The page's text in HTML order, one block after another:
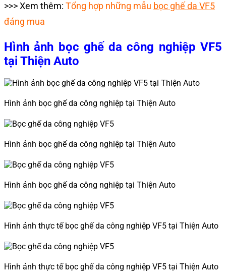
>>> Xem thêm: Tổng hợp những mẫu bọc ghế da VF5
đáng mua
Hình ảnh bọc ghế da công nghiệp VF5
tại Thiện Auto
Hình ảnh bọc ghế da công nghiệp tại Thiện Auto
Hình ảnh bọc ghế da công nghiệp tại Thiện Auto
Hình ảnh bọc ghế da công nghiệp tại Thiện Auto
Hình ảnh thực tế bọc ghế da công nghiệp VF5 tại Thiện Auto
Hình ảnh thực tế bọc ghế da công nghiệp VF5 tại Thiện Auto